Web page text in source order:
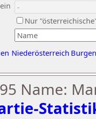
Nur
Niederösterreich
Name: